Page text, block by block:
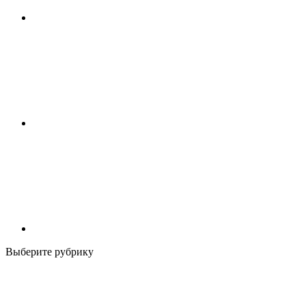
Выберите рубрику